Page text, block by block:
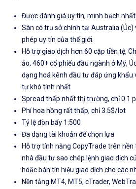
Được đánh giá uy tín, minh bạch
Sàn có trụ sở chính tại Australia (Úc)
phép uy tín của thế giới.
Hỗ trợ giao dịch hơn 60 cặp tiền tệ,
ảo, 460+ cổ phiếu đầu ngành ở Mỹ,
dạng hoá kênh đầu tư đáp ứng khẩu
tư khó tính nhất
Spread thấp nhất thị trường, chỉ 0.1
Phí hoa hồng rất thấp, chỉ 3.5$/lot
Tỷ lệ đòn bẩy 1:500
Đa dạng tài khoản để chọn lựa
Hỗ trợ tính năng CopyTrade trên
nhà đầu tư sao chép lệnh giao dịch
hoặc bán tín hiệu giao dịch cho các
Nền tảng MT4, MT5, cTrader,